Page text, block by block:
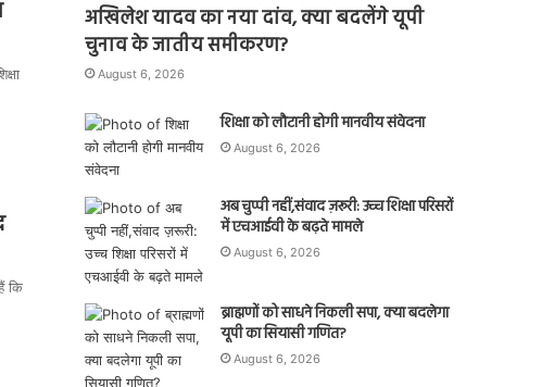
कि
अखिलेश यादव का नया दांव, क्या बदलेंगे यूपी
चुनाव के जातीय समीकरण?
August 6, 2026
शिक्षा को लौटानी होगी मानवीय संवेदना
August 6, 2026
अब चुप्पी नहीं,संवाद ज़रूरी: उच्च शिक्षा परिसरों
में एचआईवी के बढ़ते मामले
August 6, 2026
ब्राह्मणों को साधने निकली सपा, क्या बदलेगा
यूपी का सियासी गणित?
August 6, 2026